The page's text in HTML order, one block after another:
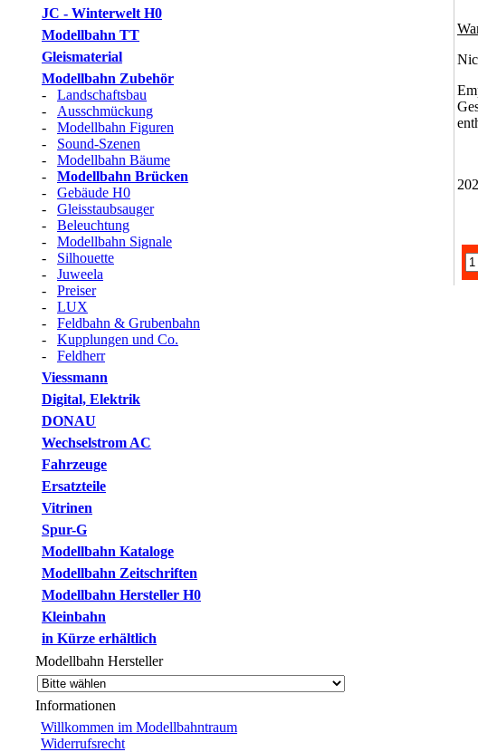
JC - Winterwelt H0
Modellbahn TT
Gleismaterial
Modellbahn Zubehör
- Landschaftsbau
- Ausschmückung
- Modellbahn Figuren
- Sound-Szenen
- Modellbahn Bäume
- Modellbahn Brücken
- Gebäude H0
- Gleisstaubsauger
- Beleuchtung
- Modellbahn Signale
- Silhouette
- Juweela
- Preiser
- LUX
- Feldbahn & Grubenbahn
- Kupplungen und Co.
- Feldherr
Viessmann
Digital, Elektrik
DONAU
Wechselstrom AC
Fahrzeuge
Ersatzteile
Vitrinen
Spur-G
Modellbahn Kataloge
Modellbahn Zeitschriften
Modellbahn Hersteller H0
Kleinbahn
in Kürze erhältlich
Modellbahn Hersteller
Informationen
Willkommen im Modellbahntraum
Widerrufsrecht